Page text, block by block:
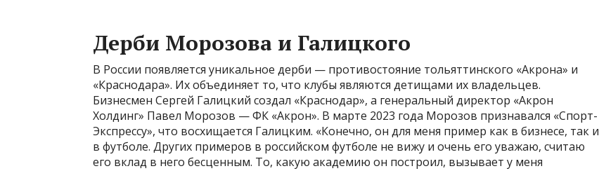
Дерби Морозова и Галицкого
В России появляется уникальное дерби — противостояние тольяттинского «Акрона» и
«Краснодара». Их объединяет то, что клубы являются детищами их владельцев.
Бизнесмен Сергей Галицкий создал «Краснодар», а генеральный директор «Акрон
Холдинг» Павел Морозов — ФК «Акрон». В марте 2023 года Морозов признавался «Спорт-
Экспрессу», что восхищается Галицким. «Конечно, он для меня пример как в бизнесе, так и
в футболе. Других примеров в российском футболе не вижу и очень его уважаю, считаю
его вклад в него бесценным. То, какую академию он построил, вызывает у меня